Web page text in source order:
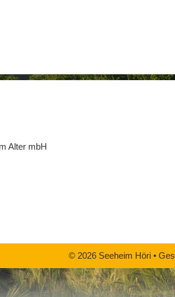
Alter mbH
© 2026 Seeheim Höri •